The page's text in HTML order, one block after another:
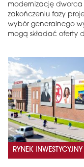
modernizację dworca
zakończeniu fazy
wybór generalnego
mogą składać oferty
RYNEK